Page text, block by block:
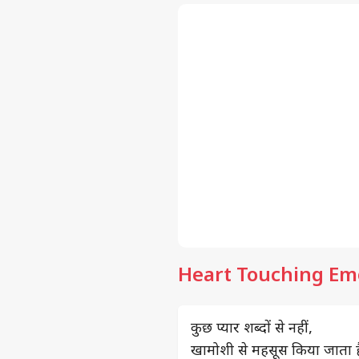
Heart Touching
कुछ प्यार शब्दों से नहीं,
खामोशी से महसूस किया जाता